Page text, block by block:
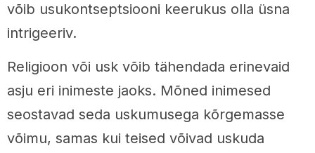
võib usukontseptsiooni keerukus olla üsna
intrigeeriv.
Religioon või usk võib tähendada erinevaid
asju eri inimeste jaoks. Mõned inimesed
seostavad seda uskumusega kõrgemasse
võimu, samas kui teised võivad uskuda